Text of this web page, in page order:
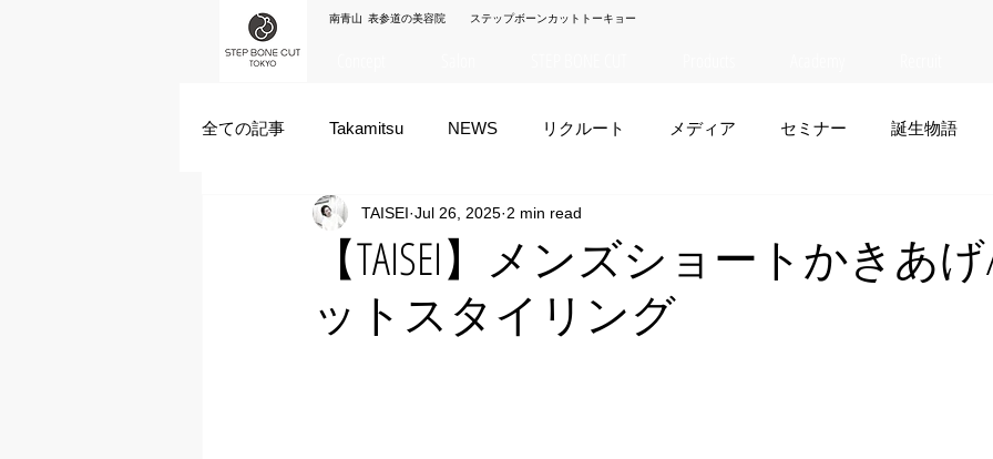
南青山 表参道の美容院 ステップボーンカットトーキョー
全ての記事 Takamitsu NEWS リクルート メディア セミナー 誕生物語
Akane Kanda HAYATO 夏菜 TAISEI
ズシヒロヤ 竹原拓摩 お笑い
【TAISEI】メンズショートかきあ
ットスタイリング
TAISEI Jul 26, 2025 2 min read